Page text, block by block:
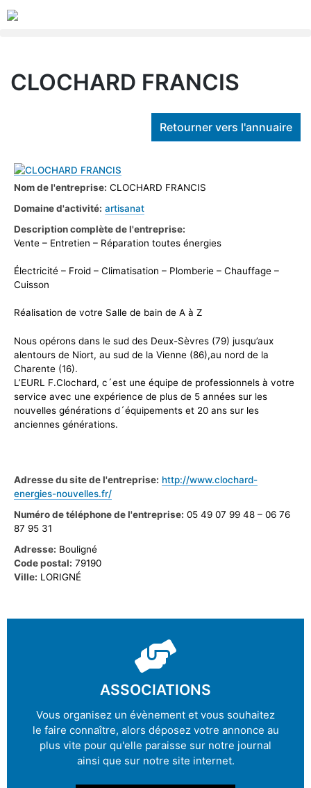
CLOCHARD FRANCIS
Retourner vers l'annuaire
Nom de l'entreprise: CLOCHARD FRANCIS
Domaine d'activité: artisanat
Description complète de l'entreprise:
Vente – Entretien – Réparation toutes énergies
Électricité – Froid – Climatisation – Plomberie – Chauffage –
Cuisson
Réalisation de votre Salle de bain de A à Z
Nous opérons dans le sud des Deux-Sèvres (79) jusqu’aux
alentours de Niort, au sud de la Vienne (86),au nord de la
Charente (16).
L’EURL F.Clochard, c´est une équipe de professionnels à votre
service avec une expérience de plus de 5 années sur les
nouvelles générations d´équipements et 20 ans sur les
anciennes générations.
Adresse du site de l'entreprise: http://www.clochard-
energies-nouvelles.fr/
Numéro de téléphone de l'entreprise: 05 49 07 99 48 – 06 76
87 95 31
Adresse: Bouligné
Code postal: 79190
Ville: LORIGNÉ
ASSOCIATIONS
Vous organisez un évènement et vous souhaitez
le faire connaître, alors déposez votre annonce au
plus vite pour qu'elle paraisse sur notre journal
ainsi que sur notre site internet.